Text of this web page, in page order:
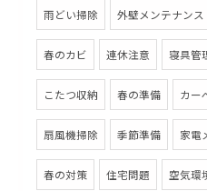
雨どい掃除 外壁メンテナンス
春のカビ 連休注意 寝具管
こたつ収納 春の準備 カー
扇風機掃除 季節準備 家電
春の対策 住宅問題 空気環